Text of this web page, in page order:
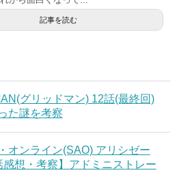
記事を読む
グリッドマン) 12話(最終回)
た謎を考察
オンライン(SAO) アリシゼー
感想・考察】アドミニストレー